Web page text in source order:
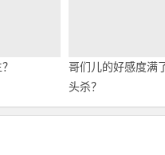
哥们儿的好感度满
头杀？